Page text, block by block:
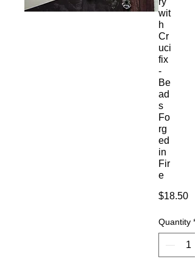
wit
h
Cr
uci
fix
-
Be
ad
s
Fo
rg
ed
in
Fir
e
$18.50
Quantity *